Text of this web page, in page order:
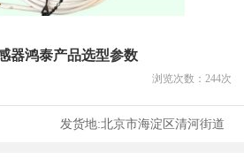
器鸿泰产品选型参数
浏览次数： 244次
发货地:北京市海淀区清河街道